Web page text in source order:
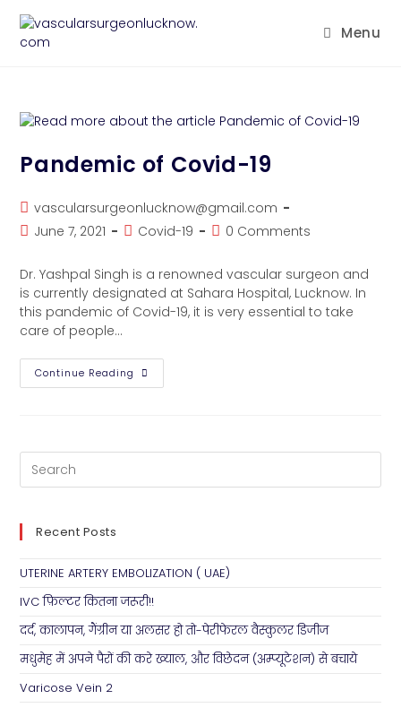
Menu
Pandemic of Covid-19
vascularsurgeonlucknow@gmail.com
June 7, 2021
Covid-19 0 Comments
Dr. Yashpal Singh is a renowned vascular surgeon and
is currently designated at Sahara Hospital, Lucknow. In
this pandemic of Covid-19, it is very essential to take
care of people…
Continue Reading
Recent Posts
UTERINE ARTERY EMBOLIZATION ( UAE)
IVC फ़िल्टर कितना जरूरी!!
दर्द, कालापन, गैंग्रीन या अलसर हो तो-पेरीफेरल वैस्कुलर डिजीज
मधुमेह में अपने पैरों की करे ख्याल, और विछेदन (अम्प्यूटेशन) से बचाये
Varicose Vein 2